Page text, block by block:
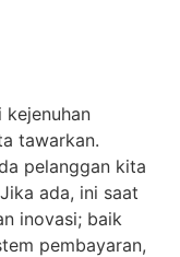
kejenuhan
tawarkan.
pelanggan kita
ada, ini saat
inovasi; baik
pembayaran,